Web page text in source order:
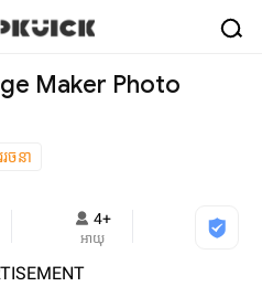
Maker Photo
ចនា
4+
អាយុ